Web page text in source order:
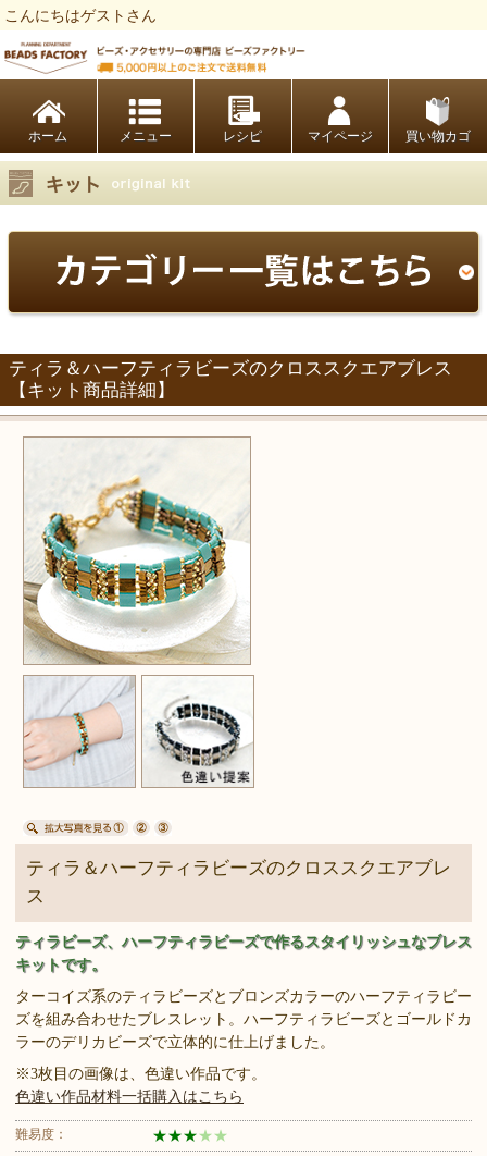
こんにちはゲストさん
ホーム レシピ マイページ 買い物カゴ
ティラ＆ハーフティラビーズのクロススクエアブレス
【キット商品詳細】
ティラ＆ハーフティラビーズのクロススクエアブレ
ス
ティラビーズ、ハーフティラビーズで作るスタイリッシュなブレス
キットです。
ターコイズ系のティラビーズとブロンズカラーのハーフティラビー
ズを組み合わせたブレスレット。ハーフティラビーズとゴールドカ
ラーのデリカビーズで立体的に仕上げました。
※3枚目の画像は、色違い作品です。
色違い作品材料一括購入はこちら
難易度： ★★★ ★ ★